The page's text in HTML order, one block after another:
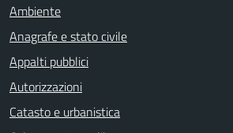
Ambiente
Anagrafe e stato civile
Appalti pubblici
Autorizzazioni
Catasto e urbanistica